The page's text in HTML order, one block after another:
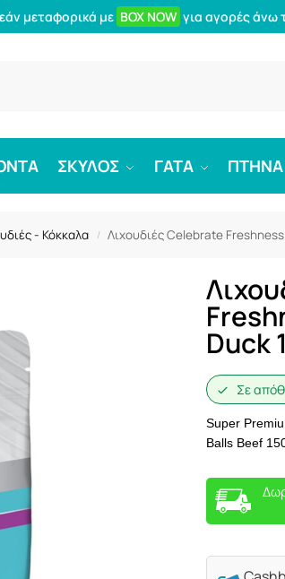
μεταφορικά με BOX NOW για αγορές άνω
ΣΚΥΛΟΣ ΓΑΤΑ ΠΤΗΝΑ
- Κόκκαλα / Λιχουδιές Celebrate
Duck
Σε
Super
Balls Beef